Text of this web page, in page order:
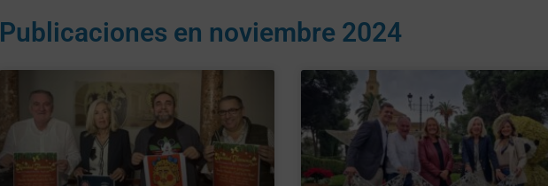
Publicaciones en noviembre 2024